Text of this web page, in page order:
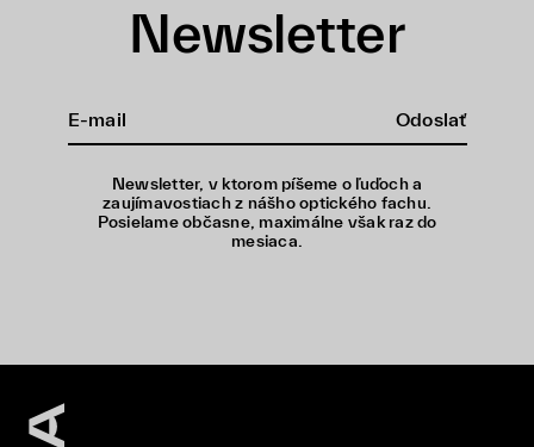
Newsletter
Odoslať
Newsletter, v ktorom píšeme o ľuďoch a
zaujímavostiach z nášho optického fachu.
Posielame občasne, maximálne však raz do
mesiaca.